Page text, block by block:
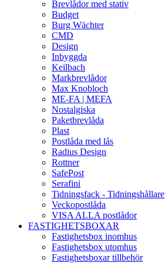
Brevlådor med stativ
Budget
Burg Wächter
CMD
Design
Inbyggda
Keilbach
Markbrevlådor
Max Knobloch
ME-FA | MEFA
Nostalgiska
Paketbrevlåda
Plast
Postlåda med lås
Radius Design
Rottner
SafePost
Serafini
Tidningsfack - Tidningshållare
Veckopostlåda
VISA ALLA postlådor
FASTIGHETSBOXAR
Fastighetsbox inomhus
Fastighetsbox utomhus
Fastighetsboxar tillbehör